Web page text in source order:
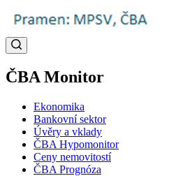
ČBA Monitor
Ekonomika
Bankovní sektor
Úvěry a vklady
ČBA Hypomonitor
Ceny nemovitostí
ČBA Prognóza